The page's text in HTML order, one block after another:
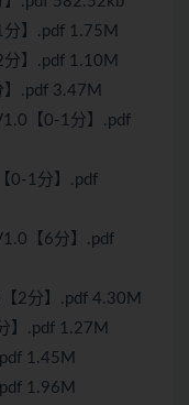
】.pdf 1.75M
】.pdf 1.10M
.pdf 3.47M
【0-1分】.pdf
0-1分】.pdf
【6分】.pdf
2分】.pdf 4.30M
】.pdf 1.27M
1.45M
1.96M